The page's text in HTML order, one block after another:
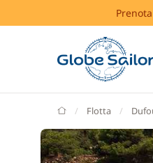
GlobeSailor
Flotta